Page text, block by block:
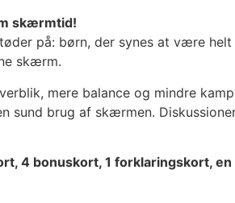
skærmtid!
på: børn, der synes at være
skærm.
mere balance og mindre
sund brug af skærmen.
4 bonuskort, 1 forklaringskort,